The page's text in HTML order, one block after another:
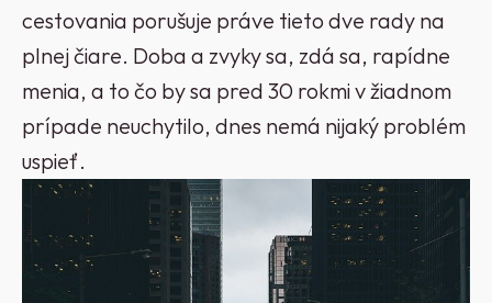
cestovania porušuje práve tieto dve rady na
plnej čiare. Doba a zvyky sa, zdá sa, rapídne
menia, a to čo by sa pred 30 rokmi v žiadnom
prípade neuchytilo, dnes nemá nijaký problém
uspieť.